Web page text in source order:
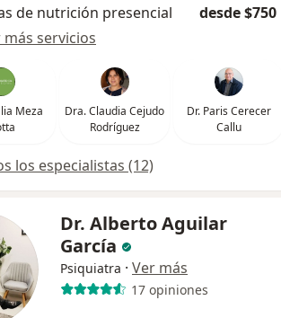
de nutrición presencial
desde $750
servicios
Meza
Dra. Claudia Cejudo
Rodríguez
Dr. Paris Cerecer
Callu
los especialistas (12)
Dr. Alberto Aguilar
García
Psiquiatra · Ver más
17 opiniones